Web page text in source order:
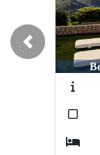
Previous